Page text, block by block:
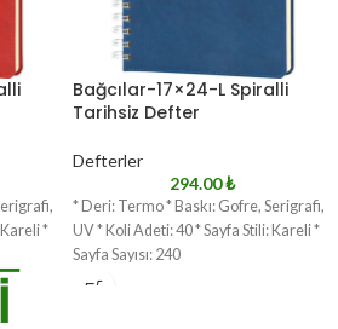
*
Bağcılar-17×24-L Spiralli
Tarihsiz Defter
Defterler
294.00₺
* Deri: Termo * Baskı: Gofre, Serigrafi,
UV * Koli Adeti: 40 * Sayfa Stili: Kareli *
Sayfa Sayısı: 240